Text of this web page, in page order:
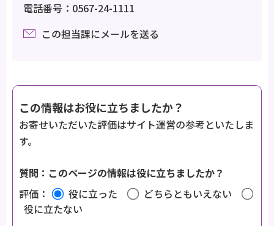
電話番号：0567-24-1111
この担当課にメールを送る
この情報はお役に立ちましたか？
お寄せいただいた評価はサイト運営の参考といたしま
す。
質問：このページの情報は役に立ちましたか？
評価：
役に立った
どちらともいえない
役に立たない